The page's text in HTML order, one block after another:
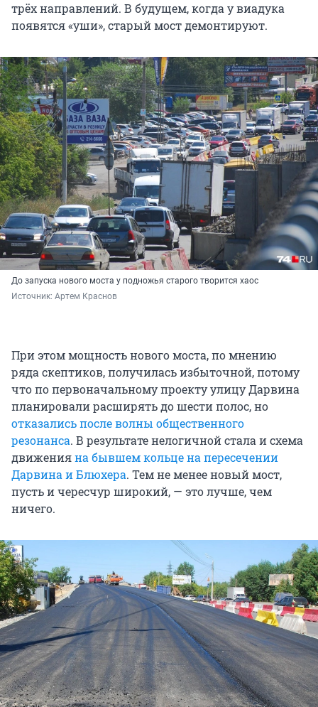
трёх направлений. В будущем, когда у виадука
появятся «уши», старый мост демонтируют.
До запуска нового моста у подножья старого творится хаос
Источник: Артем Краснов
При этом мощность нового моста, по мнению
ряда скептиков, получилась избыточной, потому
что по первоначальному проекту улицу Дарвина
планировали расширять до шести полос, но
отказались после волны общественного
резонанса. В результате нелогичной стала и схема
движенияна бывшем кольце на пересечении
Дарвина и Блюхера. Тем не менее новый мост,
пусть и чересчур широкий, — это лучше, чем
ничего.